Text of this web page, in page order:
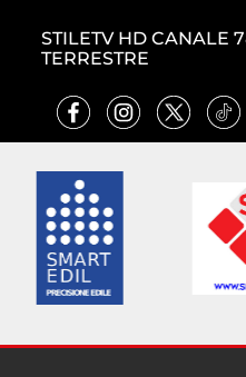
STILETV HD CANALE
TERRESTRE